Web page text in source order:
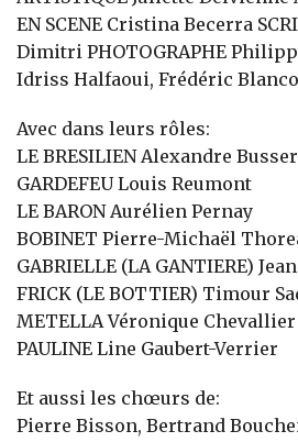
EN SCENE Cristina Becerra
Dimitri PHOTOGRAPHE
Idriss Halfaoui, Frédéric
Avec dans leurs rôles:
LE BRESILIEN Alexandre
GARDEFEU Louis Reumont
LE BARON Aurélien Pernay
BOBINET Pierre-Michaël
GABRIELLE (LA GANTIERE)
FRICK (LE BOTTIER) Timour
METELLA Véronique Chevallier
PAULINE Line Gaubert-Verrier
Et aussi les chœurs de:
Pierre Bisson, Bertrand